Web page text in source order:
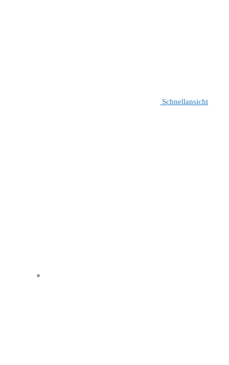
Schnellansicht